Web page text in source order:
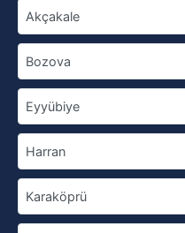
Akçakale
Bozova
Eyyübiye
Harran
Karaköprü